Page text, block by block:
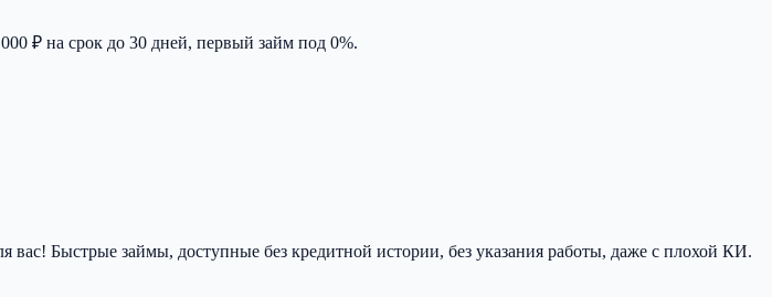
₽ на срок до 30 дней, первый займ под 0%.
вас! Быстрые займы, доступные без кредитной истории, без указания работы, даже с плохой КИ.